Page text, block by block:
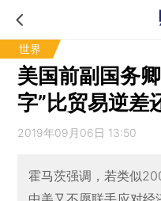
世界
美国前副国务
字”比贸易逆差
2019年09月06日 13:50
霍马茨强调，若类似